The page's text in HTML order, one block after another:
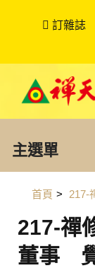
訂雜誌
主選單
首頁 > 217-
217-禪
董事